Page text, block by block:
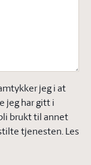
jeg i at
jeg har gitt i
brukt til annet
tjenesten. Les